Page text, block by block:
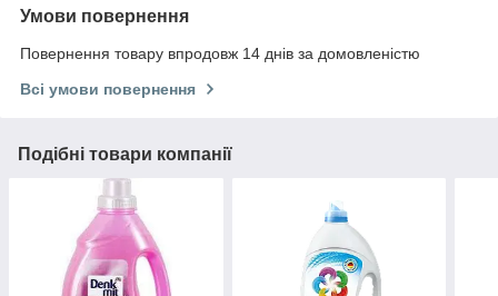
Умови повернення
Повернення товару впродовж 14 днів за домовленістю
Всі умови повернення
Подібні товари компанії